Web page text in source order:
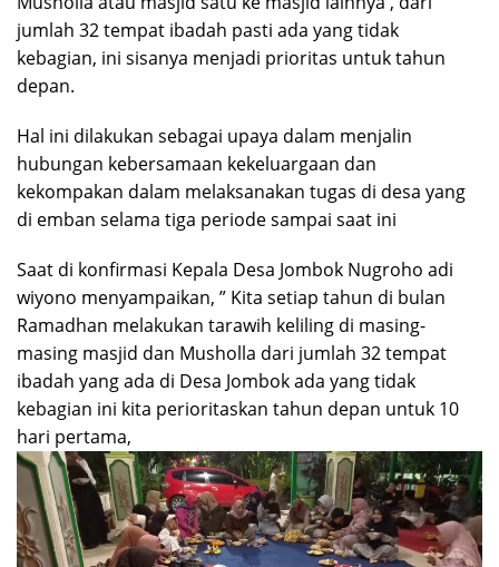
jumlah 32 tempat ibadah pasti ada yang tidak
kebagian, ini sisanya menjadi prioritas untuk tahun
depan.
Hal ini dilakukan sebagai upaya dalam menjalin
hubungan kebersamaan kekeluargaan dan
kekompakan dalam melaksanakan tugas di desa yang
di emban selama tiga periode sampai saat ini
Saat di konfirmasi Kepala Desa Jombok Nugroho adi
wiyono menyampaikan, ” Kita setiap tahun di bulan
Ramadhan melakukan tarawih keliling di masing-
masing masjid dan Musholla dari jumlah 32 tempat
ibadah yang ada di Desa Jombok ada yang tidak
kebagian ini kita perioritaskan tahun depan untuk 10
hari pertama,